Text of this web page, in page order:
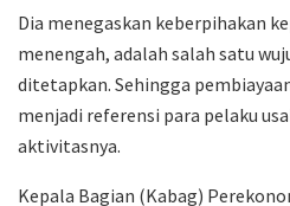
Dia menegaskan keberpihakan
menengah, adalah salah satu
ditetapkan. Sehingga
menjadi referensi para pelaku
aktivitasnya.
Kepala Bagian (Kabag)